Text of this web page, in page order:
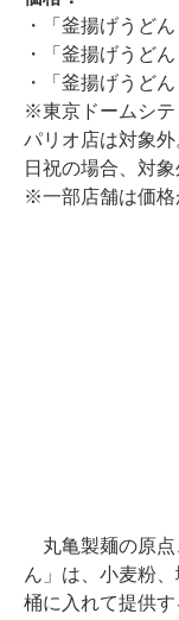
・「釜揚げうど
・「釜揚げうど
・「釜揚げうど
※東京ドームシテ
パリオ店は対象
日祝の場合、対
※一部店舗は価格
丸亀製麺の原点
ん」は、小麦粉
桶に入れて提供